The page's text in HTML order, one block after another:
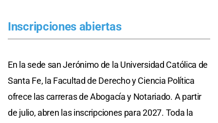
Inscripciones abiertas
En la sede san Jerónimo de la Universidad Católica de
Santa Fe, la Facultad de Derecho y Ciencia Política
ofrece las carreras de Abogacía y Notariado. A partir
de julio, abren las inscripciones para 2027. Toda la